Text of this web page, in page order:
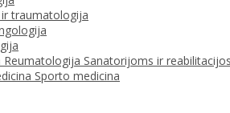
traumatologija
Reumatologija Sanatorijoms ir
Sporto medicina